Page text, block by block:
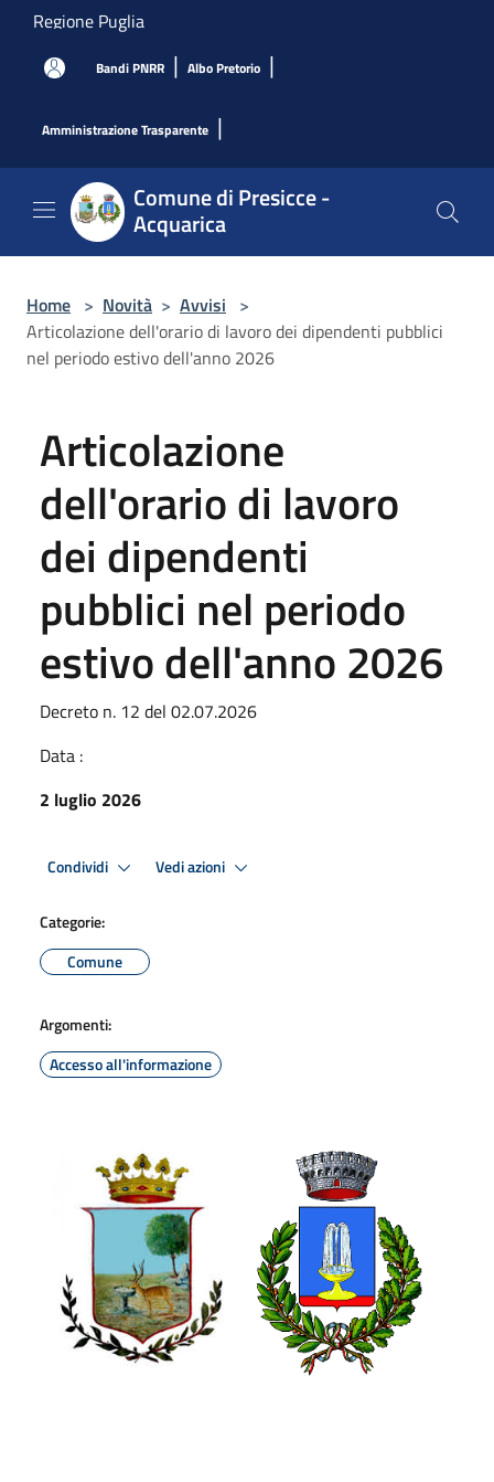
Salta al contenuto principale
Regione Puglia
Bandi PNRR | Albo Pretorio |
Amministrazione Trasparente |
Comune di Presicce -
Acquarica
Home > Novità > Avvisi >
Articolazione dell'orario di lavoro dei dipendenti pubblici
nel periodo estivo dell'anno 2026
Articolazione
dell'orario di lavoro
dei dipendenti
pubblici nel periodo
estivo dell'anno 2026
Decreto n. 12 del 02.07.2026
Data :
2 luglio 2026
Condividi Vedi azioni
Categorie:
Comune
Argomenti:
Accesso all'informazione